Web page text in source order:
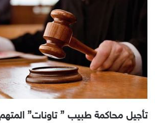
تأجيل محاكمة طبيب ” تاونات” المتهم